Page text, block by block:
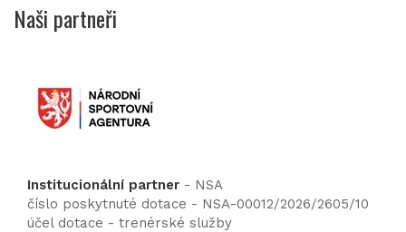
Naši partneři
Institucionální partner - NSA
číslo poskytnuté dotace - NSA-00012/2026/2605/10
účel dotace - trenérské služby